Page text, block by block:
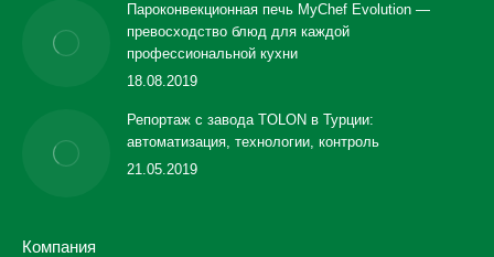
Пароконвекционная печь MyChef Evolution —
превосходство блюд для каждой
профессиональной кухни
18.08.2019
Репортаж с завода TOLON в Турции:
автоматизация, технологии, контроль
21.05.2019
Компания